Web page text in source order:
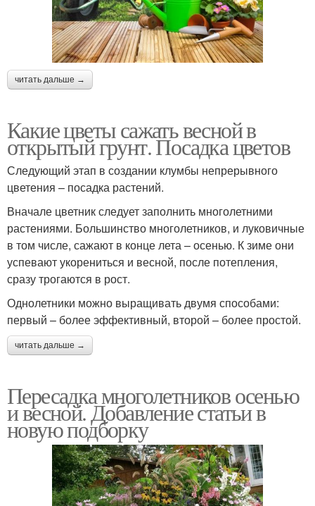
читать дальше →
Какие цветы сажать весной в
открытый грунт. Посадка цветов
Следующий этап в создании клумбы непрерывного
цветения – посадка растений.
Вначале цветник следует заполнить многолетними
растениями. Большинство многолетников, и луковичные
в том числе, сажают в конце лета – осенью. К зиме они
успевают укорениться и весной, после потепления,
сразу трогаются в рост.
Однолетники можно выращивать двумя способами:
первый – более эффективный, второй – более простой.
читать дальше →
Пересадка многолетников осенью
и весной. Добавление статьи в
новую подборку